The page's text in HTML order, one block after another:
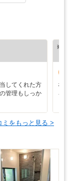
してくれた方
管理もしっか
※ホ
な
ろ
ミをもっと見る >